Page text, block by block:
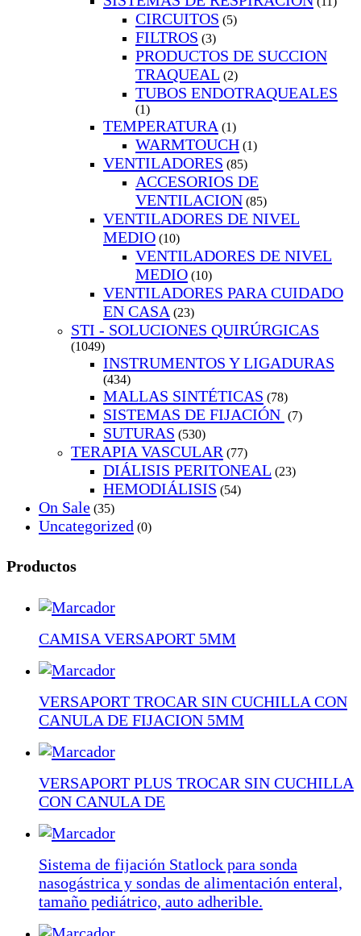
CIRCUITOS (5)
FILTROS (3)
PRODUCTOS DE SUCCION
TRAQUEAL (2)
TUBOS ENDOTRAQUEALES
(1)
TEMPERATURA (1)
WARMTOUCH (1)
VENTILADORES (85)
ACCESORIOS DE
VENTILACION (85)
VENTILADORES DE NIVEL
MEDIO (10)
VENTILADORES DE NIVEL
MEDIO (10)
VENTILADORES PARA CUIDADO
EN CASA (23)
STI - SOLUCIONES QUIRÚRGICAS
(1049)
INSTRUMENTOS Y LIGADURAS
(434)
MALLAS SINTÉTICAS (78)
SISTEMAS DE FIJACIÓN (7)
SUTURAS (530)
TERAPIA VASCULAR (77)
DIÁLISIS PERITONEAL (23)
HEMODIÁLISIS (54)
On Sale (35)
Uncategorized (0)
Productos
CAMISA VERSAPORT 5MM
VERSAPORT TROCAR SIN CUCHILLA CON
CANULA DE FIJACION 5MM
VERSAPORT PLUS TROCAR SIN CUCHILLA
CON CANULA DE
Sistema de fijación Statlock para sonda
nasogástrica y sondas de alimentación enteral,
tamaño pediátrico, auto adherible.